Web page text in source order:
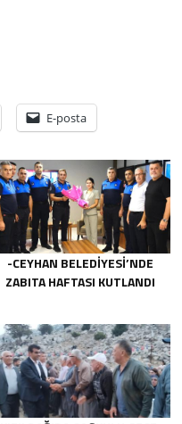
E-posta
-CEYHAN BELEDIYESI’NDE
ZABITA HAFTASI KUTLANDI